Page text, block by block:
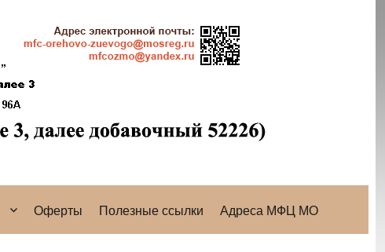
Оферты Полезные ссылки Адреса МФЦ МО